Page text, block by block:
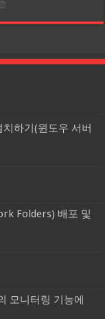
하기(윈도우 서버
Folders) 배포 및
모니터링 기능에